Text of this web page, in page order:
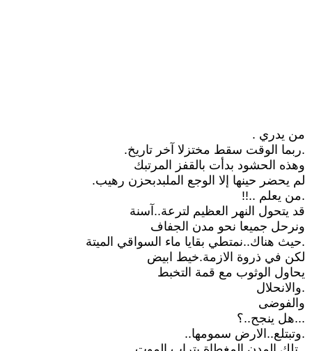
من يدري .
.ربما الوقت سقط مختزلا آخر تاريخ.
وهذه الحشود بدأت بالقفز المرتبك
لم يحضر حينها إلا الوجع الملبدبحزن رهيب.
.من يعلم ..!!
قد يتحول النهر العظيم لترعة..آسنة
ونرحل جميعا نحو مدن الجفاف
.حيث هناك..نمتطي بقايا ماء السواقي الميتة
لكن في ذروة الازمة.خيط ابيض
يحاول الوثوب مع قمة التخبط
.والانحلال
والفوضى
...هل ينجح..؟
.وتبتلع..الارض سمومها..